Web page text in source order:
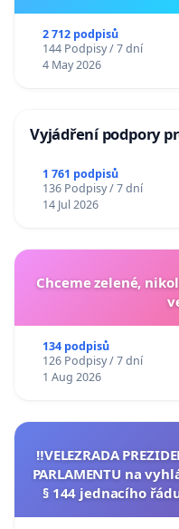
2 712 podpisů
144 Podpisy / 7 dní
4 May 2026
Vyjádření podpory
1 761 podpisů
136 Podpisy / 7 dní
14 Jul 2026
Chceme zelené,
134 podpisů
126 Podpisy / 7 dní
1 Aug 2026
‼️VELEZRADA
PARLAMENTU na
§ 144 jednacího